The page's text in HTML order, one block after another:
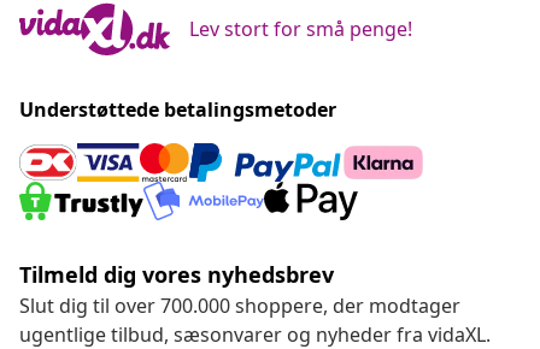
Lev stort for små penge!
Understøttede betalingsmetoder
Tilmeld dig vores nyhedsbrev
Slut dig til over 700.000 shoppere, der modtager
ugentlige tilbud, sæsonvarer og nyheder fra vidaXL.